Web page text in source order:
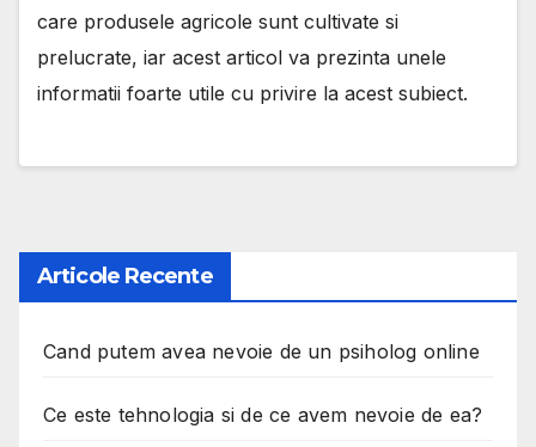
care produsele agricole sunt cultivate si
prelucrate, iar acest articol va prezinta unele
informatii foarte utile cu privire la acest subiect.
Articole Recente
Cand putem avea nevoie de un psiholog online
Ce este tehnologia si de ce avem nevoie de ea?